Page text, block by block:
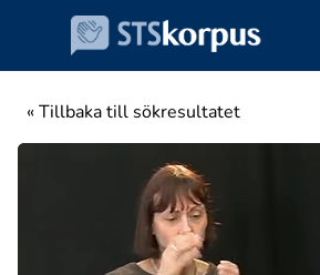
« Tillbaka till sökresultatet